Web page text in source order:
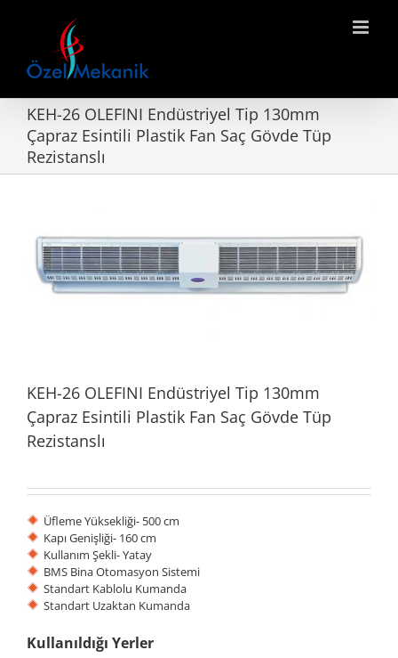
KEH-26 OLEFINI Endüstriyel Tip 130mm
Çapraz Esintili Plastik Fan Saç Gövde Tüp
Rezistanslı
KEH-26 OLEFINI Endüstriyel Tip 130mm
Çapraz Esintili Plastik Fan Saç Gövde Tüp
Rezistanslı
Üfleme Yüksekliği- 500 cm
Kapı Genişliği- 160 cm
Kullanım Şekli- Yatay
BMS Bina Otomasyon Sistemi
Standart Kablolu Kumanda
Standart Uzaktan Kumanda
Kullanıldığı Yerler